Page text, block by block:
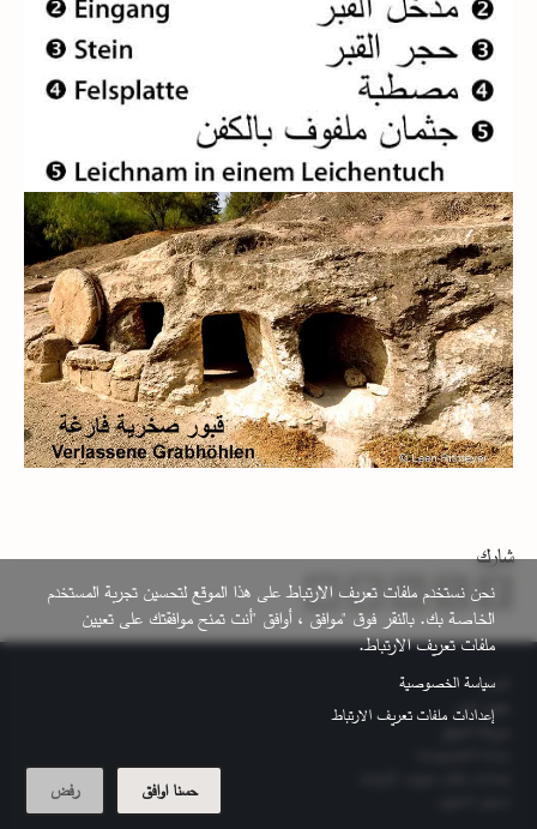
شارك
التذييل
اتصل
حقوق النشر
خريطة الموقع
نحن نستخدم ملفات تعريف الارتباط على هذا الموقع لتحسين تجربة المستخدم
الخاصة بك. بالنقر فوق "موافق ، أوافق "أنت تمنح موافقتك على تعيين
ملفات تعريف الارتباط.
سياسة الخصوصية
إعدادات ملفات تعريف الارتباط
رفض حسنا اوافق